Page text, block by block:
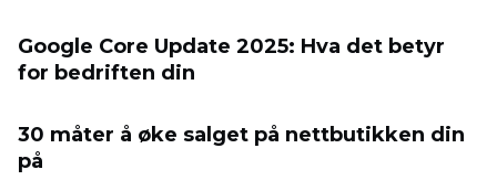
Google Core Update 2025: Hva det betyr
for bedriften din
30 måter å øke salget på nettbutikken din
på